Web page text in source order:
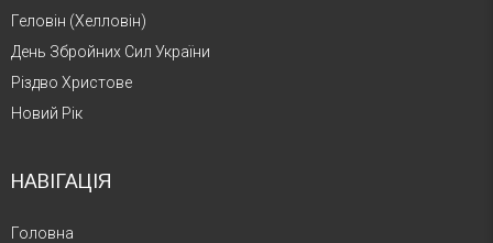
Геловін (Хелловін)
День Збройних Сил України
Різдво Христове
Новий Рік
НАВІГАЦІЯ
Головна